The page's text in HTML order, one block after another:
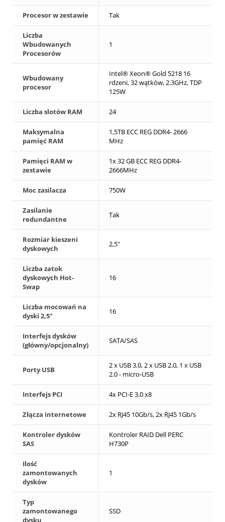
Procesor w zestawie Tak
Liczba
Wbudowanych
Procesorów
1
Wbudowany
procesor
Intel® Xeon® Gold 5218 16
rdzeni, 32 wątków, 2.3GHz, TDP
125W
Liczba slotów RAM 24
Maksymalna
pamięć RAM
1,5TB ECC REG DDR4- 2666
MHz
Pamięci RAM w
zestawie
1x 32 GB ECC REG DDR4-
2666MHz
Moc zasilacza 750W
Zasilanie
redundantne
Tak
Rozmiar kieszeni
dyskowych
2,5"
Liczba zatok
dyskowych Hot-
Swap
16
Liczba mocowań na
dyski 2,5"
16
Interfejs dysków
(główny/opcjonalny)
SATA/SAS
Porty USB
2 x USB 3.0, 2 x USB 2.0, 1 x USB
2.0 - micro-USB
Interfejs PCI 4x PCI-E 3.0 x8
Złącza internetowe 2x RJ45 10Gb/s, 2x RJ45 1Gb/s
Kontroler dysków
SAS
Kontroler RAID Dell PERC
H730P
Ilość
zamontowanych
dysków
1
Typ
zamontowanego
dysku
SSD